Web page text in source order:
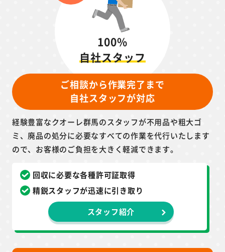
100%
自社スタッフ
ご相談から作業完了まで
自社スタッフが対応
経験豊富なクオーレ群馬のスタッフが不用品や粗大ゴ
ミ、廃品の処分に必要なすべての作業を代行いたします
ので、お客様のご負担を大きく軽減できます。
回収に必要な各種許可証取得
精鋭スタッフが迅速に引き取り
スタッフ紹介